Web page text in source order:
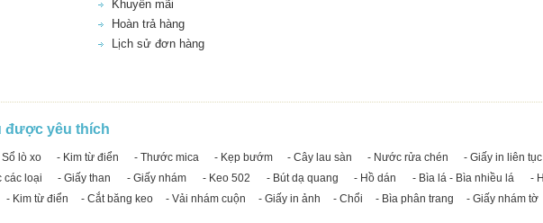
Khuyến mãi
Hoàn trả hàng
Lịch sử đơn hàng
được yêu thích
Sổ lò xo - Kim từ điển - Thước mica - Kẹp bướm - Cây lau sàn - Nước rửa chén - Giấy in liên tục
các loại - Giấy than - Giấy nhám - Keo 502 - Bút dạ quang - Hồ dán - Bìa lá - Bìa nhiều lá -
- Kim từ điển - Cắt băng keo - Vải nhám cuộn - Giấy in ảnh - Chổi - Bìa phân trang - Giấy nhám tờ